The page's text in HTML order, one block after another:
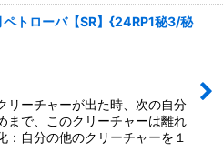
ペトローバ【SR】{24RP1秘3/秘
リーチャーが出た時、次の自分
まで、このクリーチャーは離れ
：自分の他のクリーチャーを１